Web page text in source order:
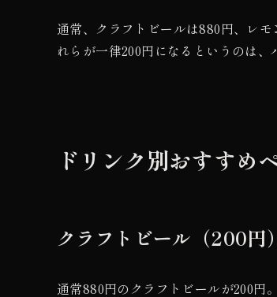
通常、クラフトビールは880円、レ
れらが一律200円になるというのは
ドリンク別おすすめ
クラフトビール（200
通常880円のクラフトビールが200円